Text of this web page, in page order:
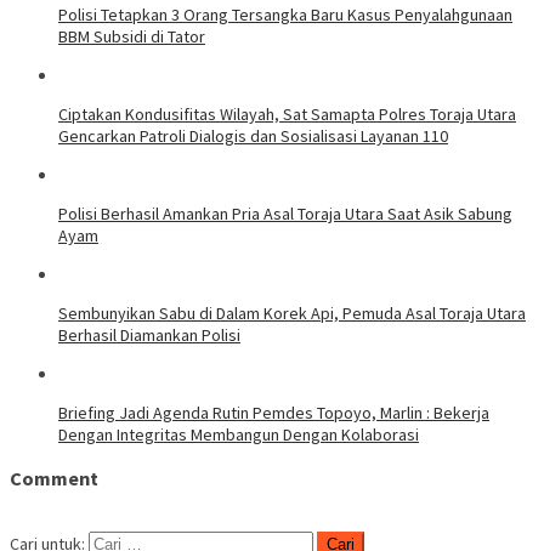
Polisi Tetapkan 3 Orang Tersangka Baru Kasus Penyalahgunaan
BBM Subsidi di Tator
Ciptakan Kondusifitas Wilayah, Sat Samapta Polres Toraja Utara
Gencarkan Patroli Dialogis dan Sosialisasi Layanan 110
Polisi Berhasil Amankan Pria Asal Toraja Utara Saat Asik Sabung
Ayam
Sembunyikan Sabu di Dalam Korek Api, Pemuda Asal Toraja Utara
Berhasil Diamankan Polisi
Briefing Jadi Agenda Rutin Pemdes Topoyo, Marlin : Bekerja
Dengan Integritas Membangun Dengan Kolaborasi
Comment
Cari untuk: